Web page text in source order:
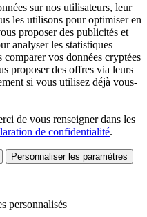
sur nos utilisateurs, leur
les utilisons pour optimiser en
proposer des publicités et
analyser les statistiques
vos données cryptées
proposer des offres via leurs
si vous utilisez déjà vous-
de vous renseigner dans les
de confidentialité.
Personnaliser les paramètres
personnalisés